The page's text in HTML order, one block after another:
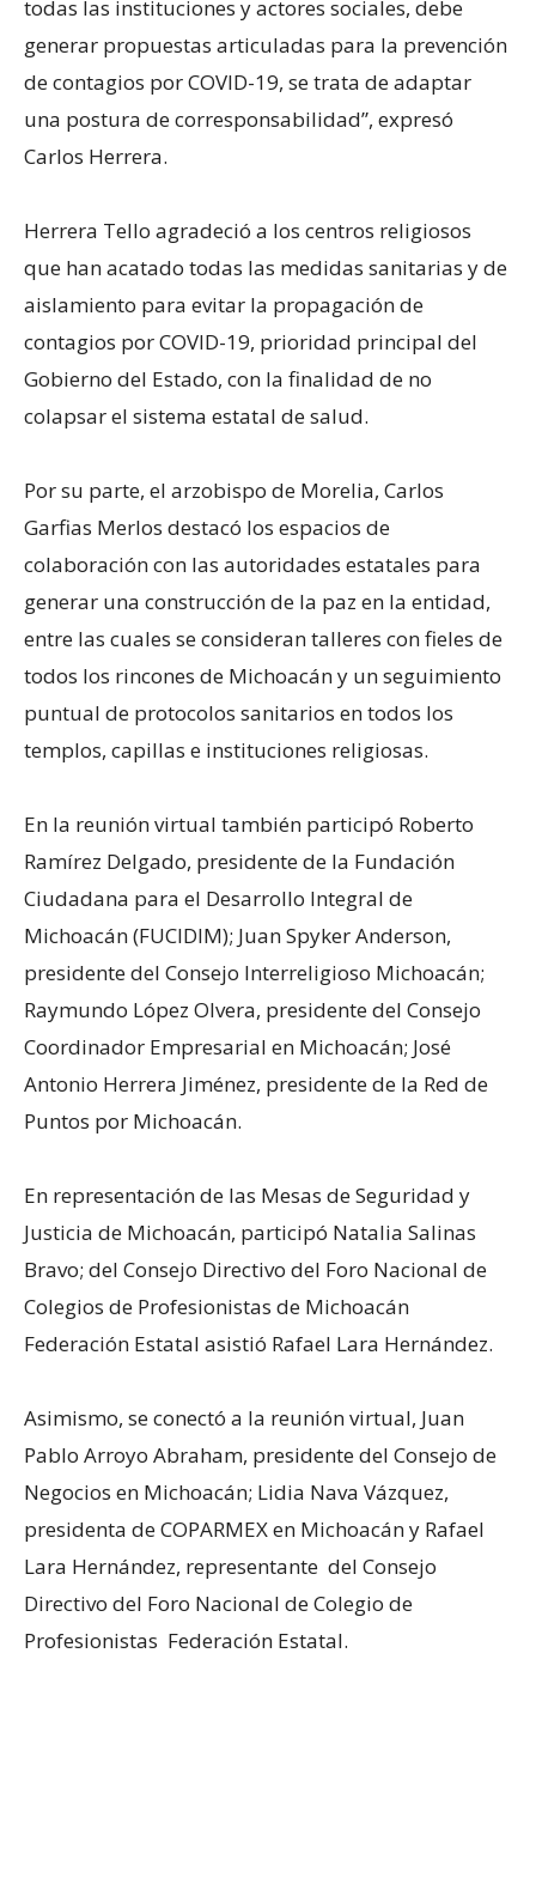
todas las instituciones y actores sociales, debe
generar propuestas articuladas para la prevención
de contagios por COVID-19, se trata de adaptar
una postura de corresponsabilidad”, expresó
Carlos Herrera.
Herrera Tello agradeció a los centros religiosos
que han acatado todas las medidas sanitarias y de
aislamiento para evitar la propagación de
contagios por COVID-19, prioridad principal del
Gobierno del Estado, con la finalidad de no
colapsar el sistema estatal de salud.
Por su parte, el arzobispo de Morelia, Carlos
Garfias Merlos destacó los espacios de
colaboración con las autoridades estatales para
generar una construcción de la paz en la entidad,
entre las cuales se consideran talleres con fieles de
todos los rincones de Michoacán y un seguimiento
puntual de protocolos sanitarios en todos los
templos, capillas e instituciones religiosas.
En la reunión virtual también participó Roberto
Ramírez Delgado, presidente de la Fundación
Ciudadana para el Desarrollo Integral de
Michoacán (FUCIDIM); Juan Spyker Anderson,
presidente del Consejo Interreligioso Michoacán;
Raymundo López Olvera, presidente del Consejo
Coordinador Empresarial en Michoacán; José
Antonio Herrera Jiménez, presidente de la Red de
Puntos por Michoacán.
En representación de las Mesas de Seguridad y
Justicia de Michoacán, participó Natalia Salinas
Bravo; del Consejo Directivo del Foro Nacional de
Colegios de Profesionistas de Michoacán
Federación Estatal asistió Rafael Lara Hernández.
Asimismo, se conectó a la reunión virtual, Juan
Pablo Arroyo Abraham, presidente del Consejo de
Negocios en Michoacán; Lidia Nava Vázquez,
presidenta de COPARMEX en Michoacán y Rafael
Lara Hernández, representante del Consejo
Directivo del Foro Nacional de Colegio de
Profesionistas Federación Estatal.